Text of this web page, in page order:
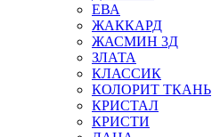
ЕВА
ЖАККАРД
ЖАСМИН 3Д
ЗЛАТА
КЛАССИК
КОЛОРИТ ТКАНЬ
КРИСТАЛ
КРИСТИ